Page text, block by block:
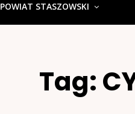
POWIAT STASZOWSKI
Tag: